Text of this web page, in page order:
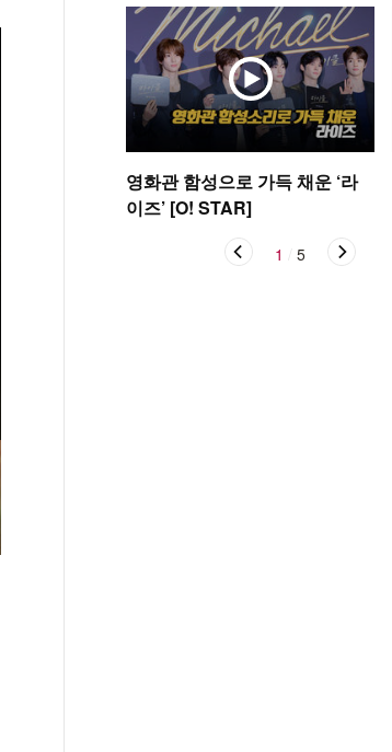
영화관 함성으로 가득 채운 ‘라
이즈’ [O! STAR]
1 5